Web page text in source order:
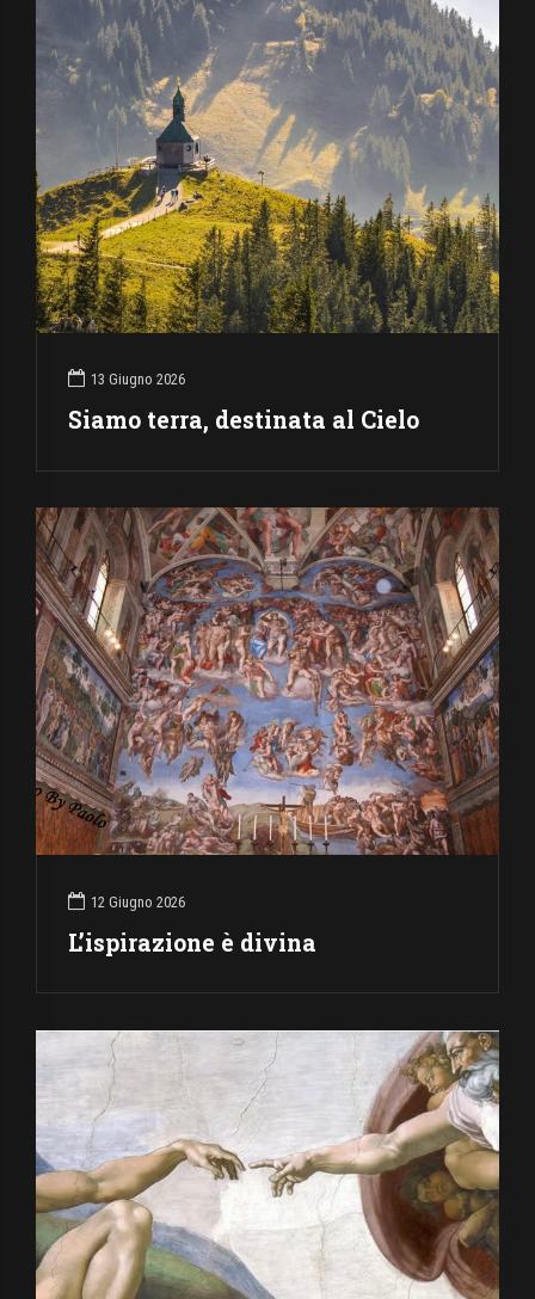
13 Giugno 2026
Siamo terra, destinata al Cielo
12 Giugno 2026
L’ispirazione è divina